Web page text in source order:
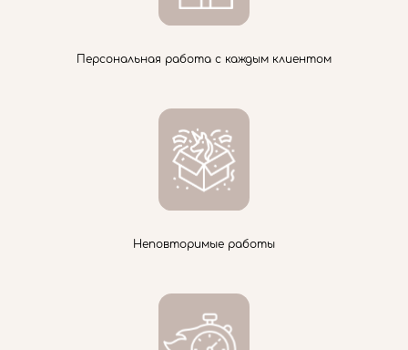
Персональная работа с каждым клиентом
Неповторимые работы